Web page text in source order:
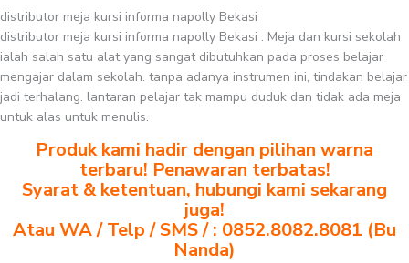
distributor meja kursi informa napolly Bekasi
distributor meja kursi informa napolly Bekasi : Meja dan kursi sekolah
ialah salah satu alat yang sangat dibutuhkan pada proses belajar
mengajar dalam sekolah. tanpa adanya instrumen ini, tindakan belajar
jadi terhalang. lantaran pelajar tak mampu duduk dan tidak ada meja
untuk alas untuk menulis.
Produk kami hadir dengan pilihan warna
terbaru! Penawaran terbatas!
Syarat & ketentuan, hubungi kami sekarang
juga!
Atau WA / Telp / SMS / : 0852.8082.8081 (Bu
Nanda)